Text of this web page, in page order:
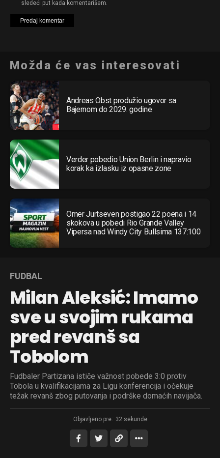
sledeći put kada komentarišem.
Možda će vas interesovati
Andreas Obst produžio ugovor sa
Bajernom do 2029. godine
Verder pobedio Union Berlin i napravio
korak ka izlasku iz opasne zone
Omer Jurtseven postigao 22 poena i 14
skokova u pobedi Rio Grande Valley
Vipersa nad Windy City Bullsima 137:100
FUDBAL
Milan Aleksić: Imamo
sve u svojim rukama
pred revanš sa
Tobolom
Fudbaler Partizana ističe važnost pobede 3:0 protiv
Tobola u kvalifikacijama za Ligu konferencija i očekuje
težak revanš zbog putovanja i podrške domaćih navijača.
Objavljeno pre: 32 sekunde